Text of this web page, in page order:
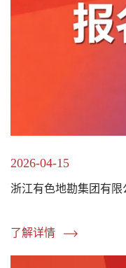
2026-04-15
浙江有色地勘集团有
了解详情